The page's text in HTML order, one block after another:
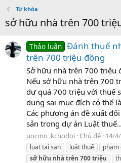
Từ khóa
sở hữu nhà trên 700
Thảo luận Đánh thuế
trên 700 triệu đồng
Sở hữu nhà trên 700 triệu
Nếu sở hữu nhà trên 700
dư quá 700 triệu với thuế
dụng sai mục đích có thể
Các phương án đề xuất
sản trong dự án Luật
uocmo_kchodoi Chủ đề 14/
luat tai san
luật thuế
phạm
sở hữu nhàtrên 700triệu